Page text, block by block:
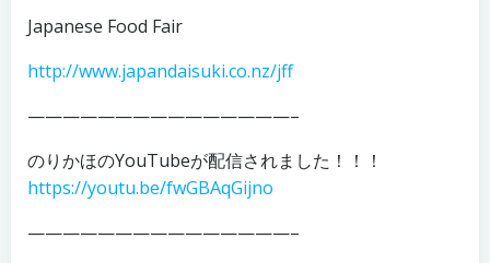
Japanese Food Fair
http://www.japandaisuki.co.nz/jff
———————————————–
のりかほのYouTubeが配信されました！！！
https://youtu.be/fwGBAqGijno
———————————————–